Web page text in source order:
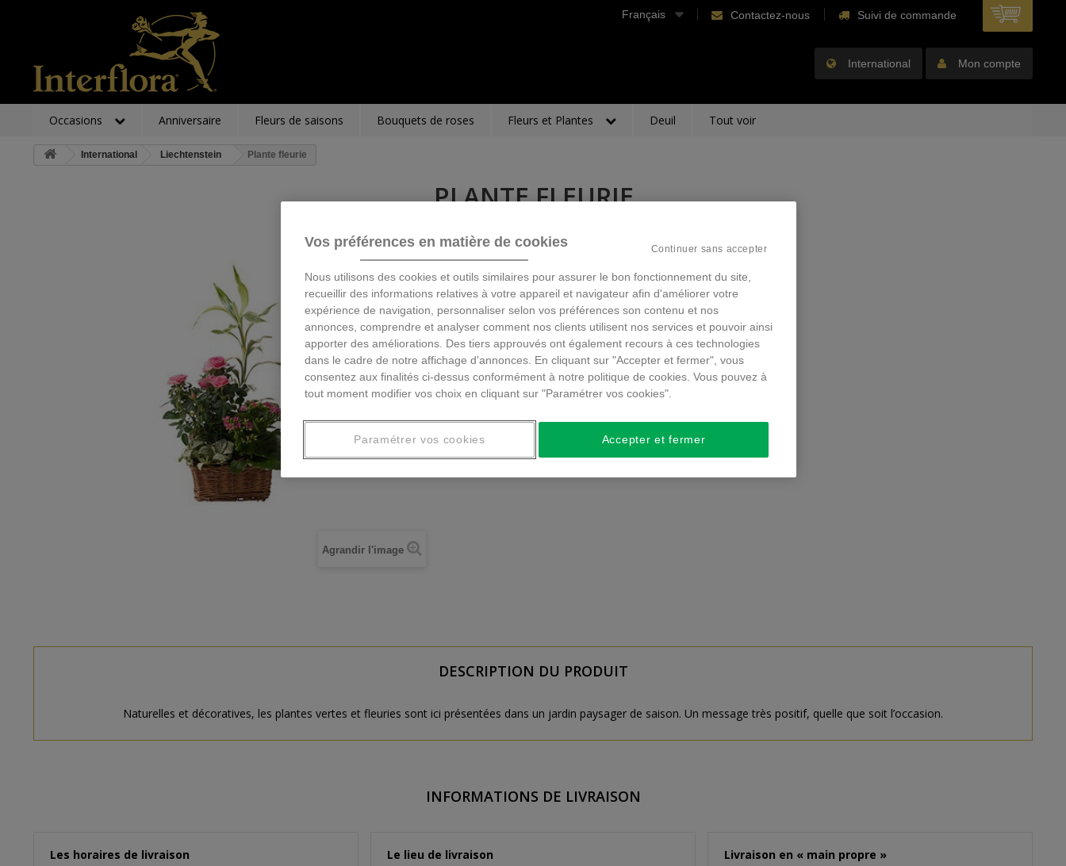
Français Contactez-nous Suivi de commande
International Mon compte
Occasions Anniversaire Fleurs de saisons Bouquets de roses Fleurs et Plantes Deuil Tout voir
International Liechtenstein Plante fleurie
Agrandir l'image
PLANTE FLEURIE
44,00 €TTC
Ajouter au panier
DESCRIPTION DU PRODUIT
Naturelles et décoratives, les plantes vertes et fleuries sont ici présentées dans un jardin paysager de saison. Un message très positif, quelle que soit l’occasion.
INFORMATIONS DE LIVRAISON
Les horaires de livraison
Le lieu de livraison
Livraison en « main propre »
Vos préférences en matière de cookies
Nous utilisons des cookies et outils similaires pour assurer le bon fonctionnement du site,
recueillir des informations relatives à votre appareil et navigateur afin d'améliorer votre
expérience de navigation, personnaliser selon vos préférences son contenu et nos
annonces, comprendre et analyser comment nos clients utilisent nos services et pouvoir ainsi
apporter des améliorations. Des tiers approuvés ont également recours à ces technologies
dans le cadre de notre affichage d'annonces. En cliquant sur "Accepter et fermer", vous
consentez aux finalités ci-dessus conformément à notre politique de cookies. Vous pouvez à
tout moment modifier vos choix en cliquant sur "Paramétrer vos cookies".
Continuer sans accepter
Accepter et fermer
Paramétrer vos cookies